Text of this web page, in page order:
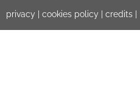
privacy cookies policy credits